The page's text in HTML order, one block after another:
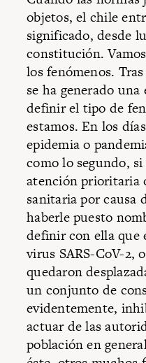
objetos, el chile
significado, desde
constitución.
los fenómenos.
se ha generado
definir el tipo de
estamos. En los
epidemia o
como lo segundo,
atención prioritaria
sanitaria por causa
haberle puesto
definir con ella que
virus SARS-CoV-2,
quedaron
un conjunto de
evidentemente,
actuar de las
población en